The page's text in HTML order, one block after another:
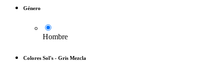
Género
Hombre
Colores Sol's - Gris Mezcla